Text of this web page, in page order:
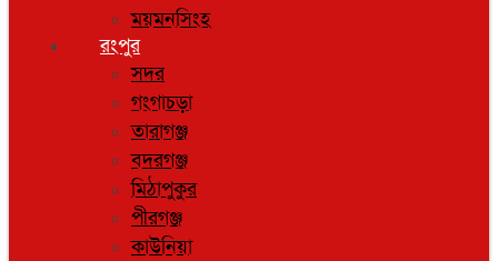
ময়মনসিংহ
রংপুর
সদর
গংগাচড়া
তারাগঞ্জ
বদরগঞ্জ
মিঠাপুকুর
পীরগঞ্জ
কাউনিয়া